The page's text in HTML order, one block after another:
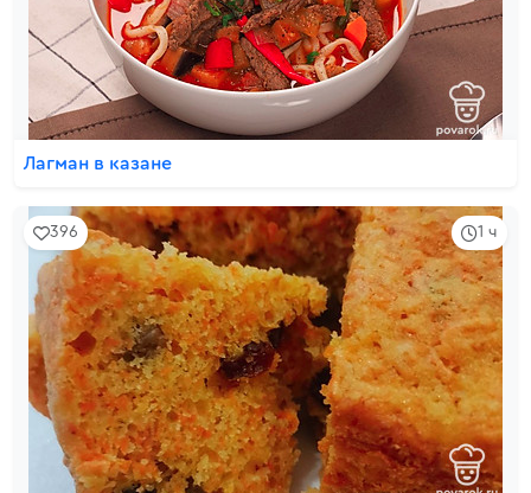
Лагман в казане
1 ч
396